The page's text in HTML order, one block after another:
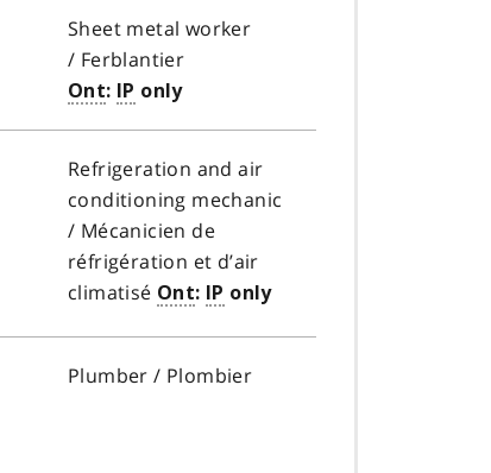
Sheet metal worker
/ Ferblantier
Ont: IP only
Refrigeration and air
conditioning mechanic
/ Mécanicien de
réfrigération et d’air
climatisé Ont: IP only
Plumber / Plombier